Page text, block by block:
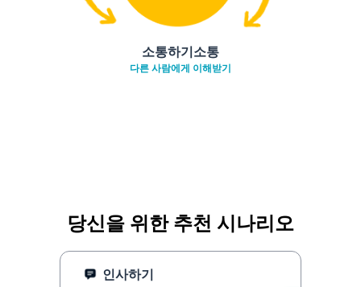
소통하기소통
다른 사람에게 이해받기
당신을 위한 추천 시나리오
인사하기